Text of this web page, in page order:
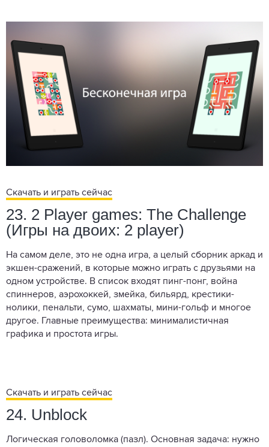
Скачать и играть сейчас
23. 2 Player games: The Challenge
(Игры на двоих: 2 player)
На самом деле, это не одна игра, а целый сборник аркад и
экшен-сражений, в которые можно играть с друзьями на
одном устройстве. В список входят пинг-понг, война
спиннеров, аэрохоккей, змейка, бильярд, крестики-
нолики, пенальти, сумо, шахматы, мини-гольф и многое
другое. Главные преимущества: минималистичная
графика и простота игры.
Скачать и играть сейчас
24. Unblock
Логическая головоломка (пазл). Основная задача: нужно